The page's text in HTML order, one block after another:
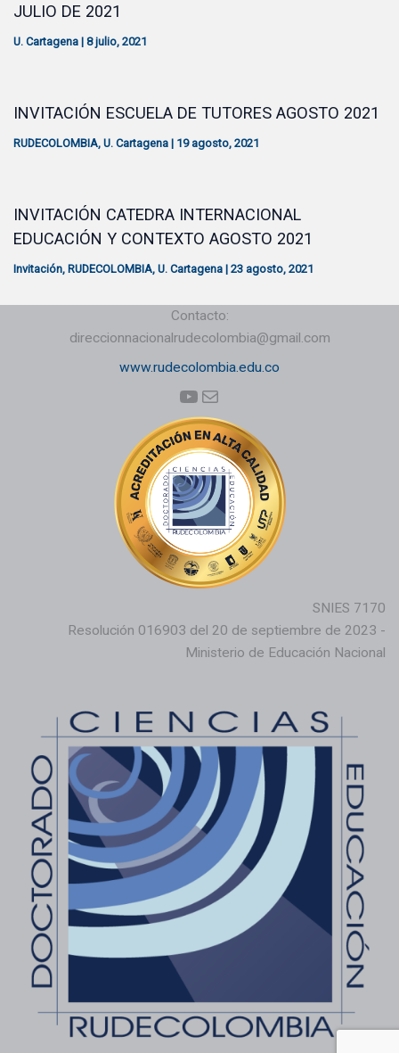
JULIO DE 2021
U. Cartagena | 8 julio, 2021
INVITACIÓN ESCUELA DE TUTORES AGOSTO 2021
RUDECOLOMBIA, U. Cartagena | 19 agosto, 2021
INVITACIÓN CATEDRA INTERNACIONAL
EDUCACIÓN Y CONTEXTO AGOSTO 2021
Invitación, RUDECOLOMBIA, U. Cartagena | 23 agosto, 2021
Contacto:
direccionnacionalrudecolombia@gmail.com
www.rudecolombia.edu.co
YouTube
Correo electrónico
SNIES 7170
Resolución 016903 del 20 de septiembre de 2023 -
Ministerio de Educación Nacional